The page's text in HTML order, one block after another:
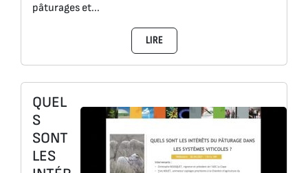
pâturages et...
LIRE
QUEL
S
SONT
LES